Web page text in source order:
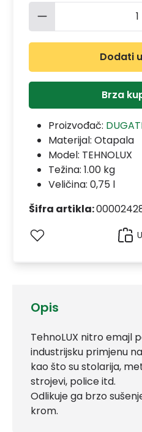
Opis
TehnoLUX nitro emajl
industrijsku primjenu
kao što su stolarija,
strojevi, police itd.
Odlikuje ga brzo
krom.
Količina
Dodati
Brza
Proizvođač:
Materijal: Otapala
Model: TEHNOLUX
Težina: 1.00 kg
Veličina: 0,75 l
Šifra artikla: